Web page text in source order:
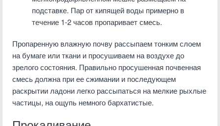
подставке. Пар от кипящей воды примерно в
течение 1-2 часов пропаривает смесь.
Пропаренную влажную почву рассыпаем тонким слоем
на бумаге или ткани и просушиваем на воздухе до
зрелого состояния. Правильно просушенная почвенная
смесь должна при ее сжимании и последующем
раскрытии ладони легко рассыпаться на мелкие рыхлые
частицы, на ощупь немного бархатистые.